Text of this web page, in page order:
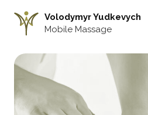
Inhalt
springen
Volodymyr Yudkevych
Mobile Massage